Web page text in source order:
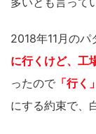
2018年11月の
に行くけど、工
ったので 「行く」
にする約束で、